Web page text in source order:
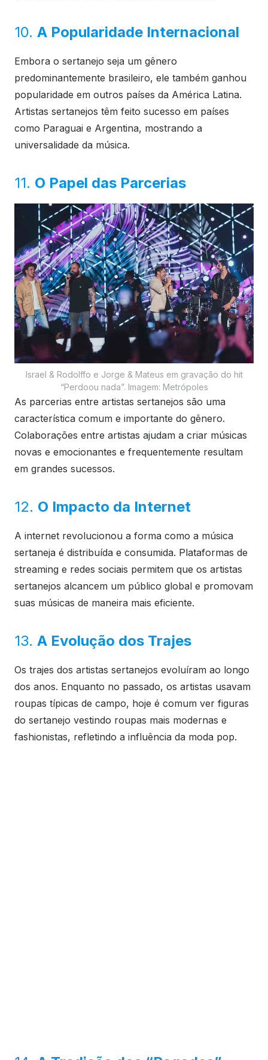
10. A Popularidade Internacional
Embora o sertanejo seja um gênero
predominantemente brasileiro, ele também ganhou
popularidade em outros países da América Latina.
Artistas sertanejos têm feito sucesso em países
como Paraguai e Argentina, mostrando a
universalidade da música.
11. O Papel das Parcerias
Israel & Rodolffo e Jorge & Mateus em gravação do hit
“Perdoou nada”. Imagem: Metrópoles
As parcerias entre artistas sertanejos são uma
característica comum e importante do gênero.
Colaborações entre artistas ajudam a criar músicas
novas e emocionantes e frequentemente resultam
em grandes sucessos.
12. O Impacto da Internet
A internet revolucionou a forma como a música
sertaneja é distribuída e consumida. Plataformas de
streaming e redes sociais permitem que os artistas
sertanejos alcancem um público global e promovam
suas músicas de maneira mais eficiente.
13. A Evolução dos Trajes
Os trajes dos artistas sertanejos evoluíram ao longo
dos anos. Enquanto no passado, os artistas usavam
roupas típicas de campo, hoje é comum ver figuras
do sertanejo vestindo roupas mais modernas e
fashionistas, refletindo a influência da moda pop.